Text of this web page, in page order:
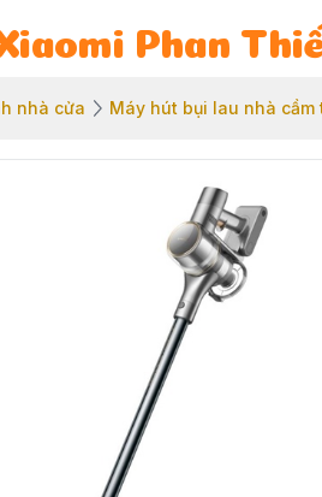
Phan
nhà cửa Máy hút bụi lau nhà cầm